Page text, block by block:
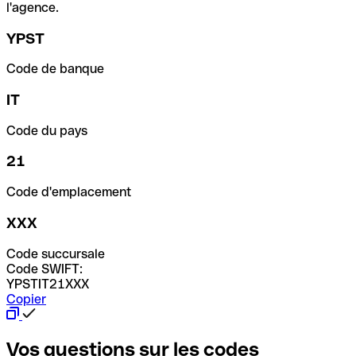
l'agence.
YPST
Code de banque
IT
Code du pays
21
Code d'emplacement
XXX
Code succursale
Code SWIFT:
YPSTIT21XXX
Copier
Vos questions sur les codes